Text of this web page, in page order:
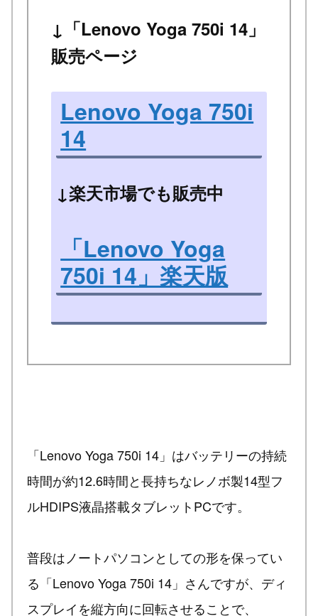
↓「Lenovo Yoga 750i 14」
販売ページ
Lenovo Yoga 750i
14
↓楽天市場でも販売中
「Lenovo Yoga
750i 14」楽天版
「Lenovo Yoga 750i 14」はバッテリーの持続
時間が約12.6時間と長持ちなレノボ製14型フ
ルHDIPS液晶搭載タブレットPCです。
普段はノートパソコンとしての形を保ってい
る「Lenovo Yoga 750i 14」さんですが、ディ
スプレイを縦方向に回転させることで、